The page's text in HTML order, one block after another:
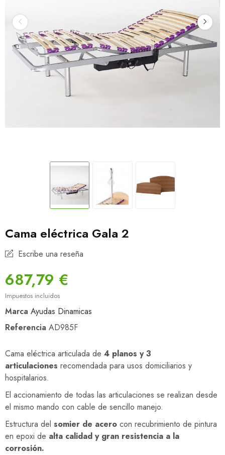
Cama eléctrica Gala 2
Escribe una reseña
687,79 €
Impuestos incluidos
Marca Ayudas Dinamicas
Referencia AD985F
Cama eléctrica articulada de 4 planos y 3
articulaciones recomendada para usos domiciliarios y
hospitalarios.
El accionamiento de todas las articulaciones se realizan desde
el mismo mando con cable de sencillo manejo.
Estructura del somier de acero con recubrimiento de pintura
en epoxi de alta calidad y gran resistencia a la
corrosión.